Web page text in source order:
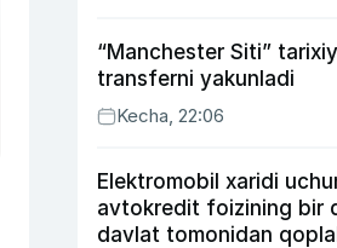
“Manchester Siti” tarixiy
transferni yakunladi
Kecha, 22:06
Elektromobil xaridi
avtokredit foizining bir
davlat tomonidan